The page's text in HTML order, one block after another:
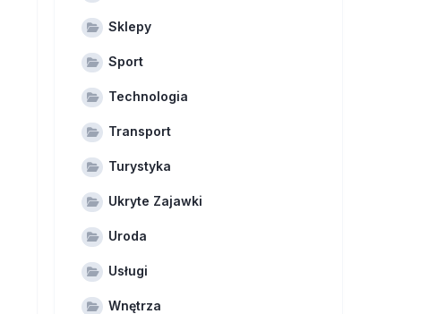
Sklepy
Sport
Technologia
Transport
Turystyka
Ukryte Zajawki
Uroda
Usługi
Wnętrza